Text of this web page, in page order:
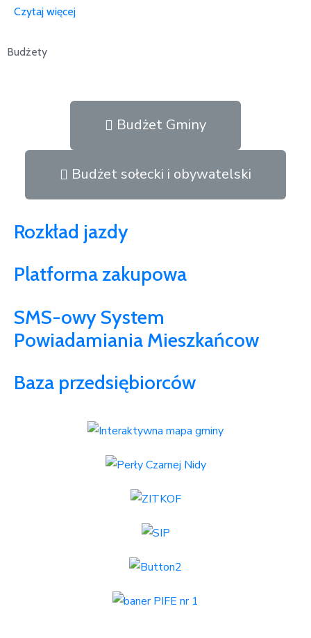
Czytaj więcej
Budżety
Budżet Gminy
Budżet sołecki i obywatelski
Rozkład jazdy
Platforma zakupowa
SMS-owy System
Powiadamiania Mieszkańcow
Baza przedsiębiorców